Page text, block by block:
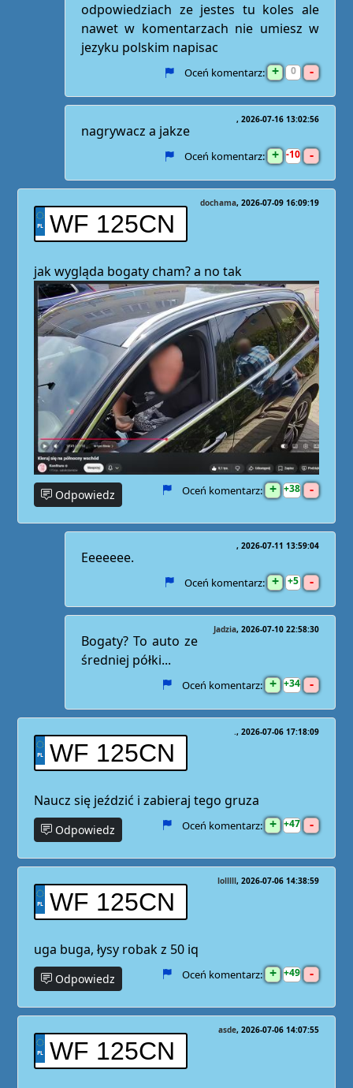
odpowiedziach ze jestes tu koles ale
nawet w komentarzach nie umiesz w
jezyku polskim napisac
Oceń komentarz: + 0 -
2026-07-16 13:02:56
nagrywacz a jakze
Oceń komentarz: + 10 -
WF 125CN
dochama 2026-07-09 16:09:19
jak wygląda bogaty cham? a no tak
Odpowiedz Oceń komentarz: + 38 -
2026-07-11 13:59:04
Eeeeeee.
Oceń komentarz: + 5 -
Jadzia 2026-07-10 22:58:30
Bogaty? To auto ze
średniej półki...
Oceń komentarz: + 34 -
WF 125CN
. 2026-07-06 17:18:09
Naucz się jeździć i zabieraj tego gruza
Odpowiedz Oceń komentarz: + 47 -
WF 125CN
lolllll 2026-07-06 14:38:59
uga buga, łysy robak z 50 iq
Odpowiedz Oceń komentarz: + 49 -
WF 125CN
asde 2026-07-06 14:07:55